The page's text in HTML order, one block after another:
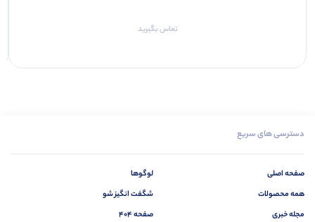
تماس بگیرید
دسترسی های سریع
صفحه اصلی
همه محصولات
مجله خبری
لوگوها
شگفت انگیز شو
صفحه 404